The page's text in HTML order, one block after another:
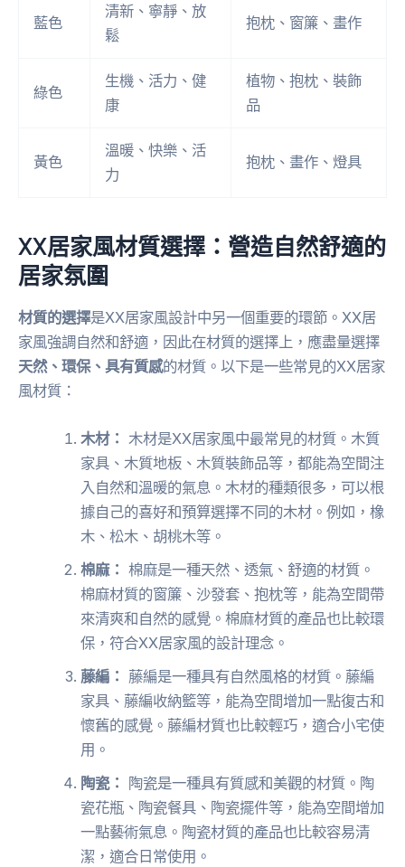
藍色
清新、寧靜、放
鬆
抱枕、窗簾、畫作
綠色
生機、活力、健
康
植物、抱枕、裝飾
品
黃色
溫暖、快樂、活
力
抱枕、畫作、燈具
XX居家風材質選擇：營造自然舒適的
居家氛圍
材質的選擇是XX居家風設計中另一個重要的環節。XX居
家風強調自然和舒適，因此在材質的選擇上，應盡量選擇
天然、環保、具有質感的材質。以下是一些常見的XX居家
風材質：
木材： 木材是XX居家風中最常見的材質。木質
家具、木質地板、木質裝飾品等，都能為空間注
入自然和溫暖的氣息。木材的種類很多，可以根
據自己的喜好和預算選擇不同的木材。例如，橡
木、松木、胡桃木等。
棉麻： 棉麻是一種天然、透氣、舒適的材質。
棉麻材質的窗簾、沙發套、抱枕等，能為空間帶
來清爽和自然的感覺。棉麻材質的產品也比較環
保，符合XX居家風的設計理念。
藤編： 藤編是一種具有自然風格的材質。藤編
家具、藤編收納籃等，能為空間增加一點復古和
懷舊的感覺。藤編材質也比較輕巧，適合小宅使
用。
陶瓷：
陶瓷是一種具有質感和美觀的材質。陶
瓷花瓶、陶瓷餐具、陶瓷擺件等，能為空間增加
一點藝術氣息。陶瓷材質的產品也比較容易清
潔，適合日常使用。